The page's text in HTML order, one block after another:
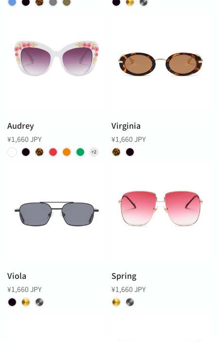
Audrey
¥1,660 JPY
Virginia
¥1,660 JPY
Viola
¥1,660 JPY
Spring
¥1,660 JPY